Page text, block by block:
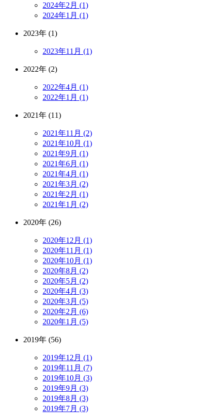
2024年2月 (1)
2024年1月 (1)
2023年 (1)
2023年11月 (1)
2022年 (2)
2022年4月 (1)
2022年1月 (1)
2021年 (11)
2021年11月 (2)
2021年10月 (1)
2021年9月 (1)
2021年6月 (1)
2021年4月 (1)
2021年3月 (2)
2021年2月 (1)
2021年1月 (2)
2020年 (26)
2020年12月 (1)
2020年11月 (1)
2020年10月 (1)
2020年8月 (2)
2020年5月 (2)
2020年4月 (3)
2020年3月 (5)
2020年2月 (6)
2020年1月 (5)
2019年 (56)
2019年12月 (1)
2019年11月 (7)
2019年10月 (3)
2019年9月 (3)
2019年8月 (3)
2019年7月 (3)